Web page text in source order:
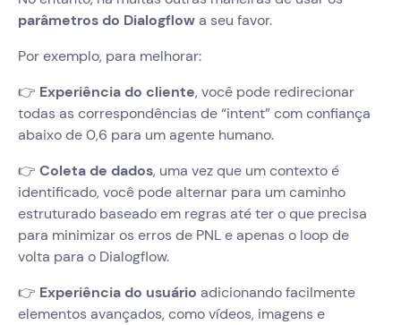
parâmetros do Dialogflowa seu favor.
Por exemplo, para melhorar:
‍👉 Experiência do cliente, você pode redirecionar
todas as correspondências de “intent” com confiança
abaixo de 0,6 para um agente humano.
‍👉 Coleta de dados, uma vez que um contexto é
identificado, você pode alternar para um caminho
estruturado baseado em regras até ter o que precisa
para minimizar os erros de PNL e apenas o loop de
volta para o Dialogflow.
‍👉 Experiência do usuário adicionando facilmente
elementos avançados, como vídeos, imagens e